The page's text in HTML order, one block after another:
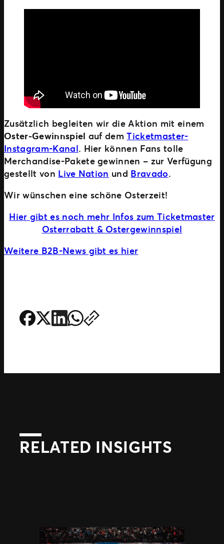
Zusätzlich begleiten wir die Aktion mit einem
Oster-Gewinnspiel auf demTicketmaster-
Instagram-Kanal. Hier können Fans tolle
Merchandise-Pakete gewinnen – zur Verfügung
gestellt von Live Nation und Bravado.
Wir wünschen eine schöne Osterzeit!
Hier gibt es noch mehr Infos zum Ticketmaster
Osterrabatt & Ostergewinnspiel
Weitere B2B-News gibt es hier
RELATED INSIGHTS